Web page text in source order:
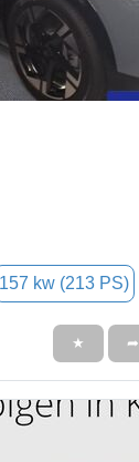
157 kw (213 PS)
★ ➦